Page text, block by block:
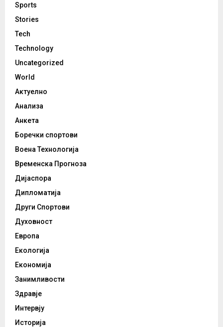
Sports
Stories
Tech
Technology
Uncategorized
World
Актуелно
Анализа
Анкета
Боречки спортови
Воена Технологија
Временска Прогноза
Дијаспора
Дипломатија
Други Спортови
Духовност
Европа
Екологија
Економија
Занимливости
Здравје
Интервју
Историја